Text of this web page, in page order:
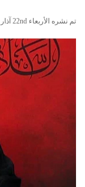
تم نشره الأربعاء 22nd آذار / مارس 2023 08:08 مساءً